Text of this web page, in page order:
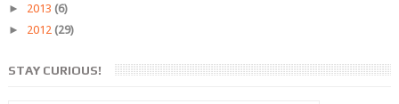
► 2013 (6)
► 2012 (29)
STAY CURIOUS!